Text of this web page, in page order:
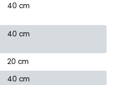
40 cm
40 cm
20 cm
40 cm